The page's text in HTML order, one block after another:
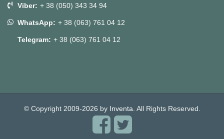
Viber: + 38 (050) 343 34 94
WhatsApp: + 38 (063) 761 04 12
Telegram: + 38 (063) 761 04 12
© Copyright 2009-2026 by Inventa . All Rights Reserved.